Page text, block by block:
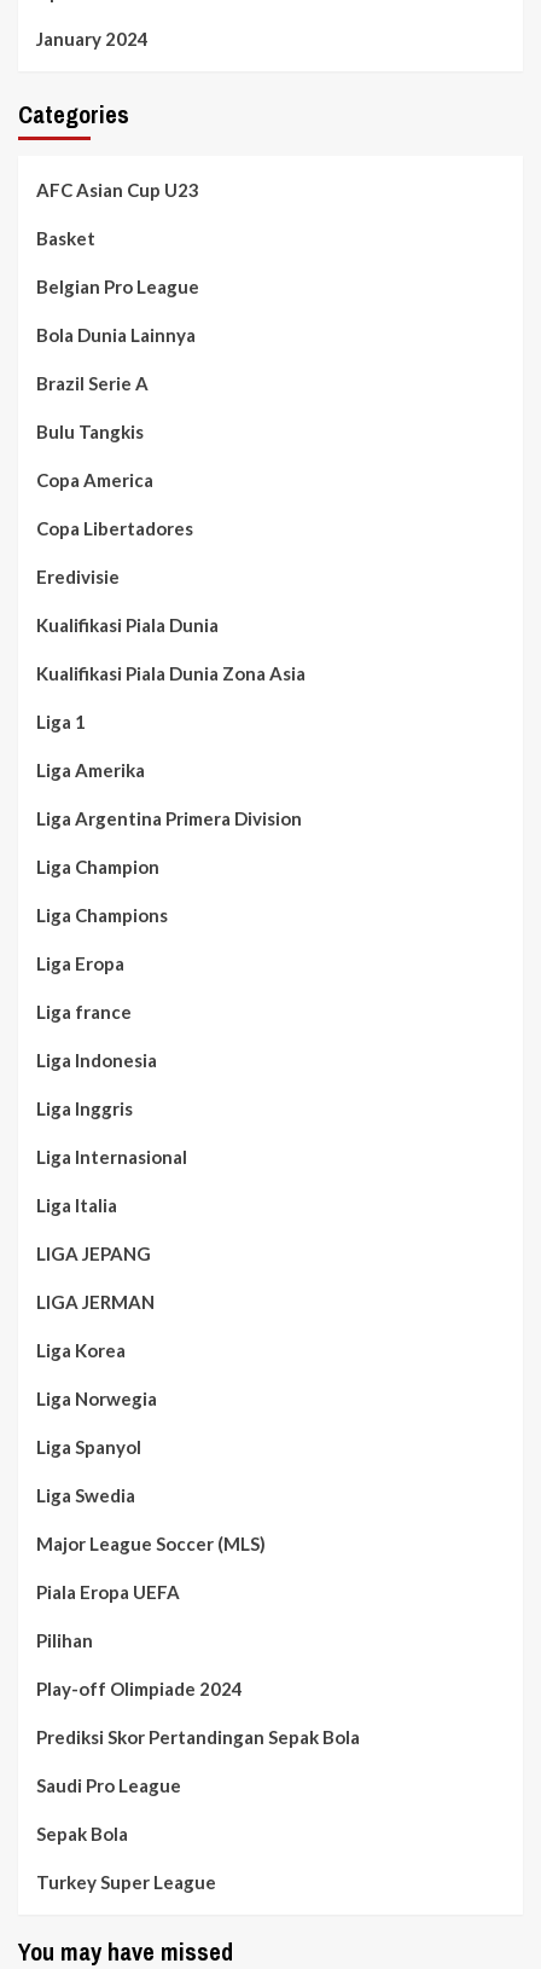
January 2024
Categories
AFC Asian Cup U23
Basket
Belgian Pro League
Bola Dunia Lainnya
Brazil Serie A
Bulu Tangkis
Copa America
Copa Libertadores
Eredivisie
Kualifikasi Piala Dunia
Kualifikasi Piala Dunia Zona Asia
Liga 1
Liga Amerika
Liga Argentina Primera Division
Liga Champion
Liga Champions
Liga Eropa
Liga france
Liga Indonesia
Liga Inggris
Liga Internasional
Liga Italia
LIGA JEPANG
LIGA JERMAN
Liga Korea
Liga Norwegia
Liga Spanyol
Liga Swedia
Major League Soccer (MLS)
Piala Eropa UEFA
Pilihan
Play-off Olimpiade 2024
Prediksi Skor Pertandingan Sepak Bola
Saudi Pro League
Sepak Bola
Turkey Super League
You may have missed